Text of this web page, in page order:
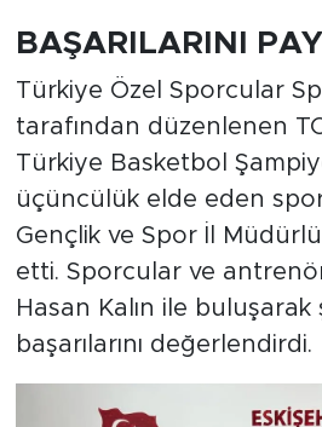
BAŞARILARINI
Türkiye Özel Sporcular
tarafından düzenlenen
Türkiye Basketbol
üçüncülük elde eden
Gençlik ve Spor İl
etti. Sporcular ve
Hasan Kalın ile
başarılarını değerlendirdi.